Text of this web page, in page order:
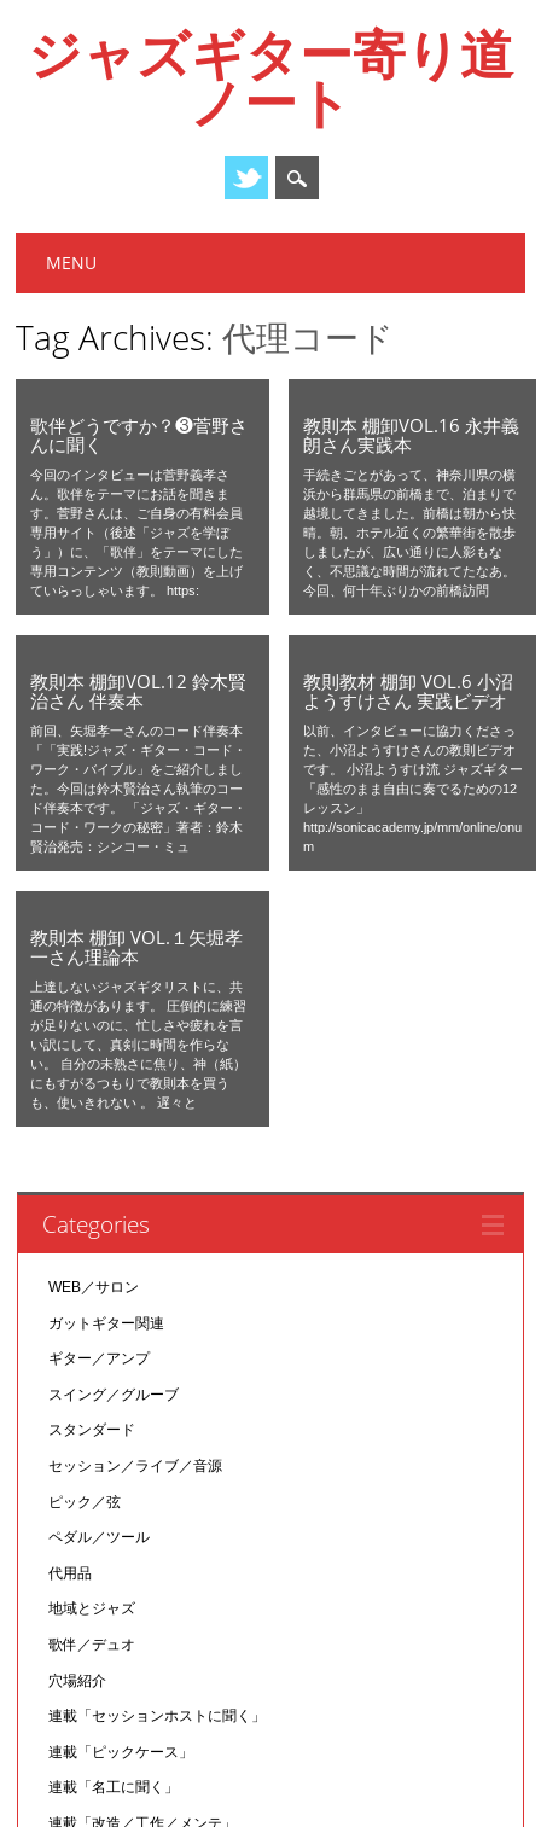
ジャズギター寄り道
ノート
Main menu
MENU
Tag Archives:代理コード
歌伴どうですか？❸菅野さ
んに聞く
今回のインタビューは菅野義孝さ
ん。歌伴をテーマにお話を聞きま
す。菅野さんは、ご自身の有料会員
専用サイト（後述「ジャズを学ぼ
う」）に、「歌伴」をテーマにした
専用コンテンツ（教則動画）を上げ
ていらっしゃいます。 https:
教則本 棚卸VOL.16 永井義
朗さん実践本
手続きごとがあって、神奈川県の横
浜から群馬県の前橋まで、泊まりで
越境してきました。前橋は朝から快
晴。朝、ホテル近くの繁華街を散歩
しましたが、広い通りに人影もな
く、不思議な時間が流れてたなあ。
今回、何十年ぶりかの前橋訪問
教則本 棚卸VOL.12 鈴木賢
治さん 伴奏本
前回、矢堀孝一さんのコード伴奏本
「「実践!ジャズ・ギター・コード・
ワーク・バイブル」をご紹介しまし
た。今回は鈴木賢治さん執筆のコー
ド伴奏本です。 「ジャズ・ギター・
コード・ワークの秘密」著者：鈴木
賢治発売：シンコー・ミュ
教則教材 棚卸 VOL.6 小沼
ようすけさん 実践ビデオ
以前、インタビューに協力くださっ
た、小沼ようすけさんの教則ビデオ
です。 小沼ようすけ流 ジャズギター
「感性のまま自由に奏でるための12
レッスン」
http://sonicacademy.jp/mm/online/onu
m
教則本 棚卸 VOL.１矢堀孝
一さん理論本
上達しないジャズギタリストに、共
通の特徴があります。 圧倒的に練習
が足りないのに、忙しさや疲れを言
い訳にして、真剣に時間を作らな
い。 自分の未熟さに焦り、神（紙）
にもすがるつもりで教則本を買う
も、使いきれない 。 遅々と
Categories
WEB／サロン
ガットギター関連
ギター／アンプ
スイング／グルーブ
スタンダード
セッション／ライブ／音源
ピック／弦
ペダル／ツール
代用品
地域とジャズ
歌伴／デュオ
穴場紹介
連載「セッションホストに聞く」
連載「ピックケース」
連載「名工に聞く」
連載「改造／工作／メンテ」